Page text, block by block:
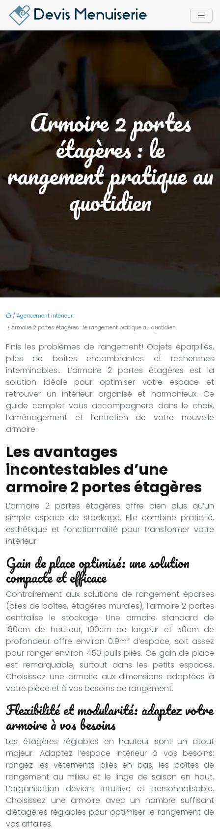
Armoire 2 portes
étagères : le
rangement pratique au
quotidien
/Agencement intérieur
/ Armoire 2 portes étagères : le rangement pratique au quotidien
Finis les problèmes de rangement! Objets éparpillés,
piles de boîtes encombrantes et recherches
interminables… L’armoire 2 portes étagères est la
solution idéale pour optimiser votre espace et
retrouver un intérieur organisé et harmonieux. Ce
guide complet vous accompagnera dans le choix,
l’aménagement et l’entretien de votre nouvelle
armoire.
Les avantages
incontestables d’une
armoire 2 portes étagères
L’armoire 2 portes étagères offre bien plus qu’un
simple espace de stockage. Elle combine praticité,
esthétique et fonctionnalité pour transformer votre
intérieur.
Gain de place optimisé: une solution
compacte et efficace
Contrairement aux solutions de rangement éparses
(piles de boîtes, étagères murales), l’armoire 2 portes
centralise le stockage. Une armoire standard de
180cm de hauteur, 100cm de largeur et 50cm de
profondeur offre environ 0.9m³ d’espace, soit assez
pour ranger environ 450 pulls pliés. Ce gain de place
est remarquable, surtout dans les petits espaces.
Choisissez une armoire aux dimensions adaptées à
votre pièce et à vos besoins de rangement.
Flexibilité et modularité: adaptez votre
armoire à vos besoins
Les étagères réglables en hauteur sont un atout
majeur. Adaptez l’espace intérieur à vos besoins:
rangez les vêtements pliés en bas, les boîtes de
rangement au milieu et le linge de saison en haut.
L’organisation devient intuitive et personnalisable.
Choisissez une armoire avec un nombre suffisant
d’étagères réglables pour optimiser le rangement de
vos affaires.